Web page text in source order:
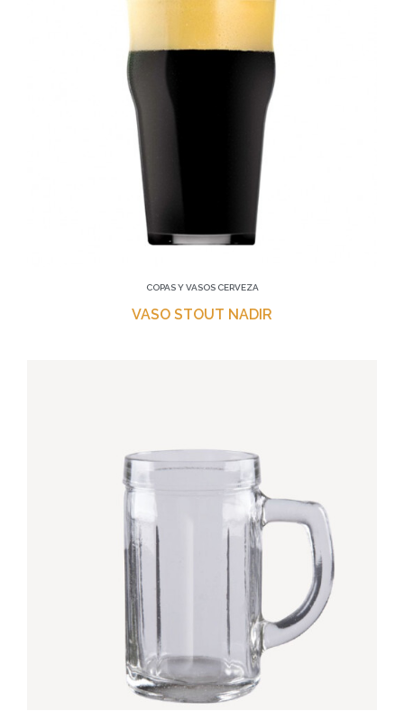
COPAS Y VASOS CERVEZA
VASO STOUT NADIR